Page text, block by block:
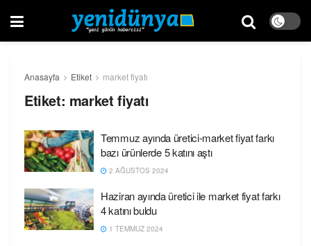
Anasayfa Etiket market fiyatı
Etiket: market fiyatı
Temmuz ayında üretici-market fiyat farkı
bazı ürünlerde 5 katını aştı
2 AĞUSTOS 2024
Haziran ayında üretici ile market fiyat farkı
4 katını buldu
1 TEMMUZ 2024